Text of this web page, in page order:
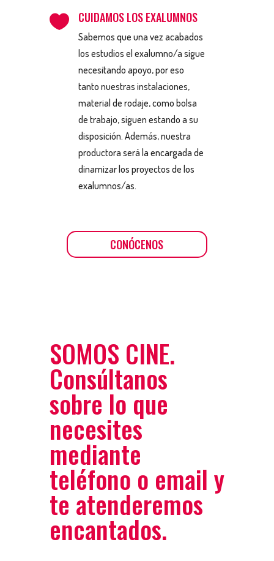
 CUIDAMOS LOS EXALUMNOS
Sabemos que una vez acabados
los estudios el exalumno/a sigue
necesitando apoyo, por eso
tanto nuestras instalaciones,
material de rodaje, como bolsa
de trabajo, siguen estando a su
disposición. Además, nuestra
productora será la encargada de
dinamizar los proyectos de los
exalumnos/as.
CONÓCENOS
SOMOS CINE.
Consúltanos
sobre lo que
necesites
mediante
teléfono o email y
te atenderemos
encantados.